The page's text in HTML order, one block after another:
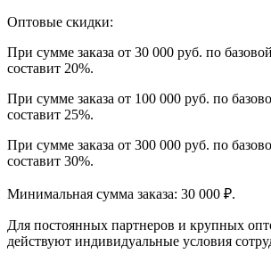
Оптовые скидки:
При сумме заказа от 30 000 руб. по
составит 20%.
При сумме заказа от 100 000 руб. по
составит 25%.
При сумме заказа от 300 000 руб. по
составит 30%.
Минимальная сумма заказа: 30 000 ₽.
Для постоянных партнеров и крупных
действуют индивидуальные условия